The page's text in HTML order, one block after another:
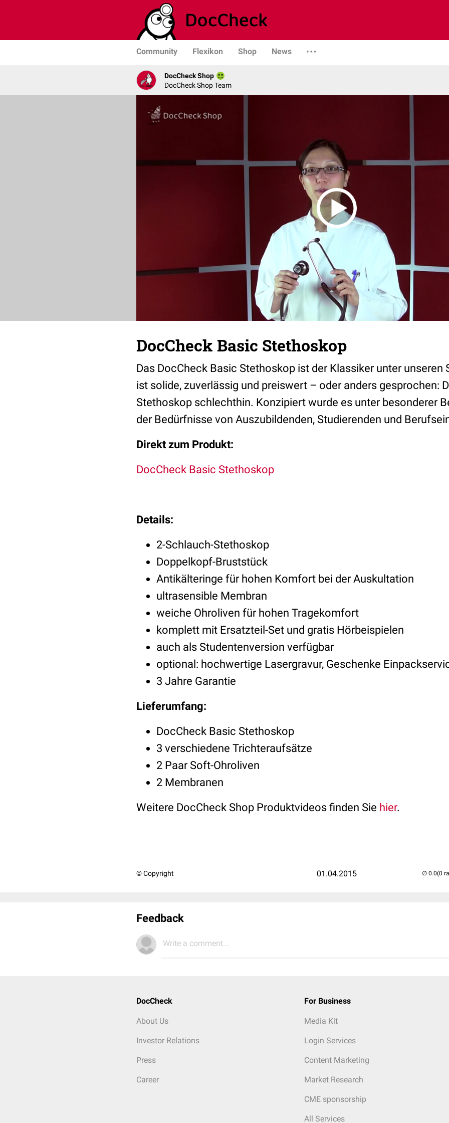
Community Flexikon Shop News
DocCheck Shop
DocCheck Shop Team
DocCheck Basic Stethoskop
Das DocCheck Basic Stethoskop ist der Klassiker unter unseren
ist solide, zuverlässig und preiswert – oder anders gesprochen:
Stethoskop schlechthin. Konzipiert wurde es unter besonderer
der Bedürfnisse von Auszubildenden, Studierenden und
Direkt zum Produkt:
DocCheck Basic Stethoskop
Details:
2-Schlauch-Stethoskop
Doppelkopf-Bruststück
Antikälteringe für hohen Komfort bei der Auskultation
ultrasensible Membran
weiche Ohroliven für hohen Tragekomfort
komplett mit Ersatzteil-Set und gratis Hörbeispielen
auch als Studentenversion verfügbar
optional: hochwertige Lasergravur, Geschenke
3 Jahre Garantie
Lieferumfang:
DocCheck Basic Stethoskop
3 verschiedene Trichteraufsätze
2 Paar Soft-Ohroliven
2 Membranen
Weitere DocCheck Shop Produktvideos finden Sie hier.
© Copyright 01.04.2015 (0
Feedback
Write a comment...
DocCheck
About Us
Investor Relations
Press
Career
For Business
Media Kit
Login Services
Content Marketing
Market Research
CME sponsorship
All Services